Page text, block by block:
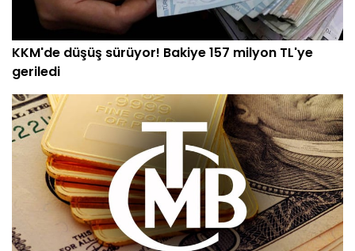
KKM'de düşüş sürüyor! Bakiye 157 milyon TL'ye
geriledi